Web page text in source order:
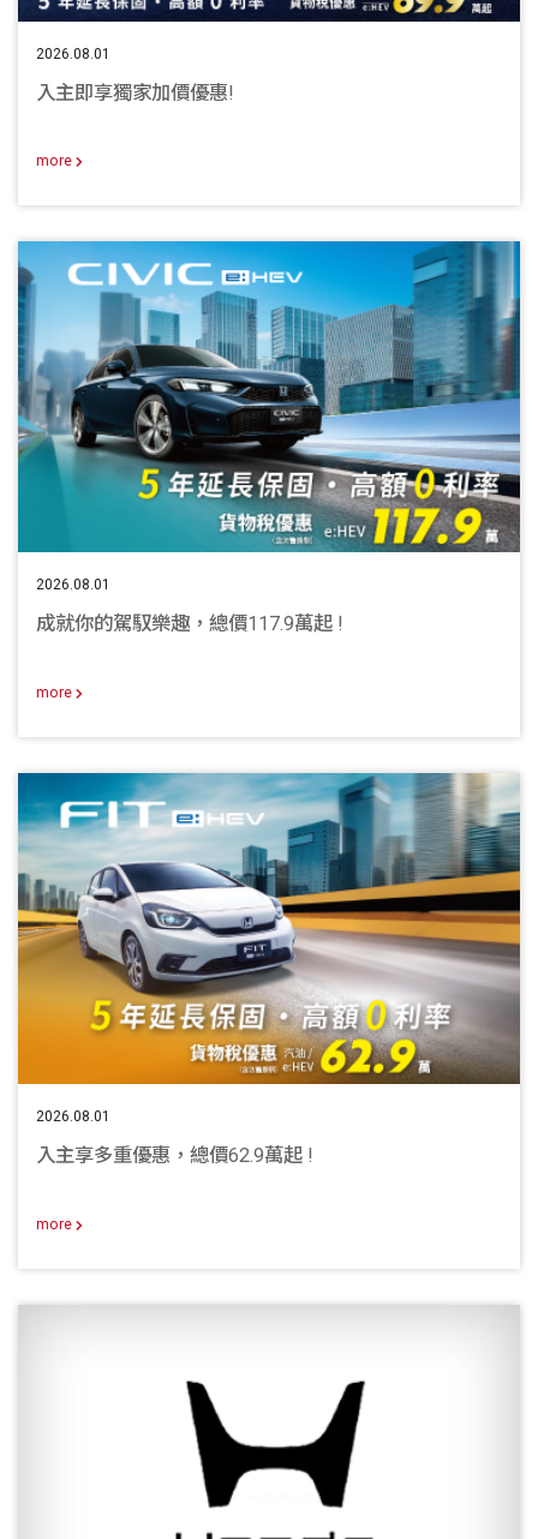
2026.08.01
入主即享獨家加價優惠!
more
2026.08.01
成就你的駕馭樂趣，總價117.9萬起 !
more
2026.08.01
入主享多重優惠，總價62.9萬起 !
more